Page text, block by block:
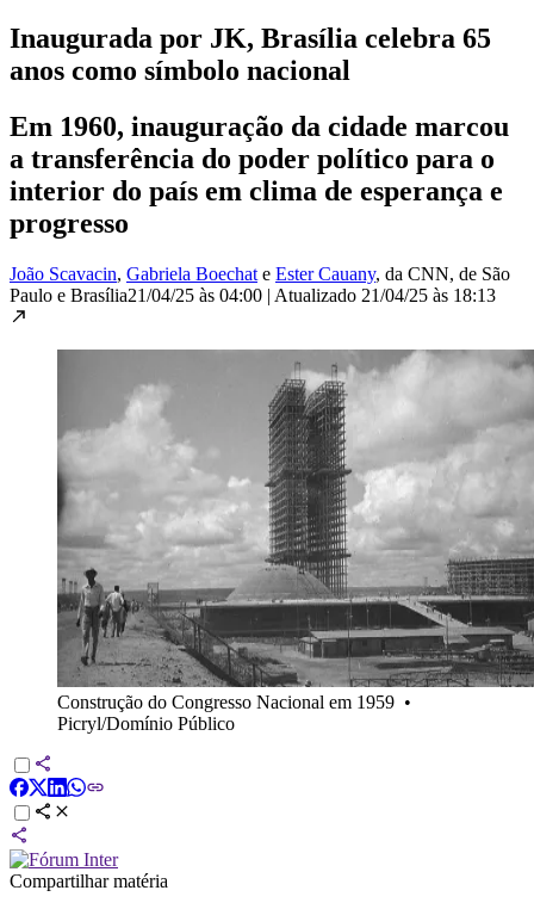
Inaugurada por JK, Brasília celebra 65
anos como símbolo nacional
Em 1960, inauguração da cidade marcou
a transferência do poder político para o
interior do país em clima de esperança e
progresso
João Scavacin, Gabriela Boechat e Ester Cauany, da CNN, de São
Paulo e Brasília21/04/25 às 04:00 | Atualizado 21/04/25 às 18:13
Construção do Congresso Nacional em 1959 •
Picryl/Domínio Público
Compartilhar matéria